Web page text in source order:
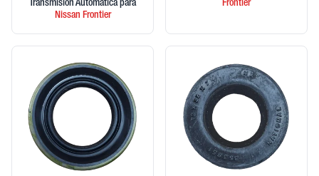
Transmision Automatica para
Nissan Frontier
Frontier